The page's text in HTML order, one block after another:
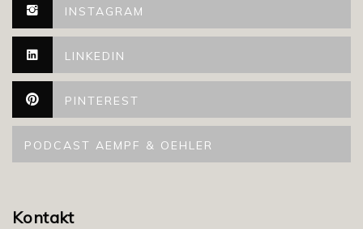
INSTAGRAM
LINKEDIN
PINTEREST
PODCAST AEMPF & OEHLER
Kontakt